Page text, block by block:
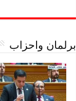
برلمان واحزاب